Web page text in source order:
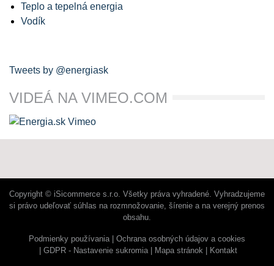
Teplo a tepelná energia
Vodík
Tweets by @energiask
VIDEÁ NA VIMEO.COM
Copyright © iSicommerce s.r.o. Všetky práva vyhradené. Vyhradzujeme
si právo udeľovať súhlas na rozmnožovanie, šírenie a na verejný prenos
obsahu.
Podmienky používania
Ochrana osobných údajov a cookies
GDPR - Nastavenie sukromia
Mapa stránok Kontakt